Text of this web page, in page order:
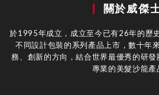
關於威傑
於1995年成立，成立至今已有26年的歷
不同設計包裝的系列產品上市，數十年
務、創新的方向，結合世界最優秀的研
專業的美髮沙龍產